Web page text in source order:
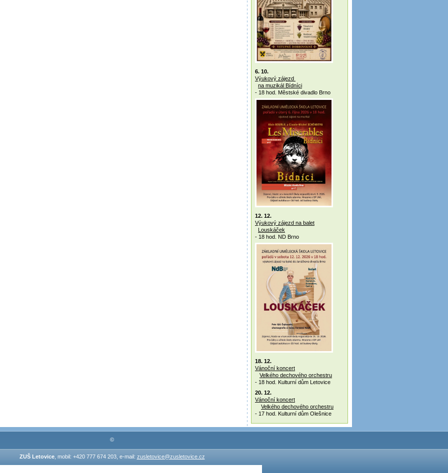
6. 10.
Výukový zájezd
na muzikál Bídníci
- 18 hod. Městské divadlo Brno
12. 12.
Výukový zájezd na balet
Louskáček
- 18 hod. ND Brno
18. 12.
Vánoční koncert
Velkého dechového orchestru
- 18 hod. Kulturní dům Letovice
20. 12.
Vánoční koncert
Velkého dechového orchestru
- 17 hod. Kulturní dům Olešnice
©
ZUŠ Letovice, mobil: +420 777 674 203, e-mail: zusletovice@zusletovice.cz